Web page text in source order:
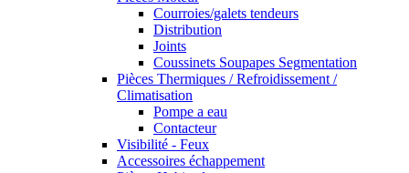
Courroies/galets tendeurs
Distribution
Joints
Coussinets Soupapes Segmentation
Pièces Thermiques / Refroidissement /
Climatisation
Pompe a eau
Contacteur
Visibilité - Feux
Accessoires échappement